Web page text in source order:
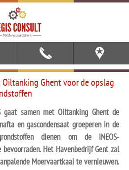
Oiltanking Ghent voor de opslag
gaat samen met Oiltanking Ghent de
en gascondensaat groeperen in de
dienen om de INEOS-
Het Havenbedrijf Gent zal
Moervaartkaai te vernieuwen.